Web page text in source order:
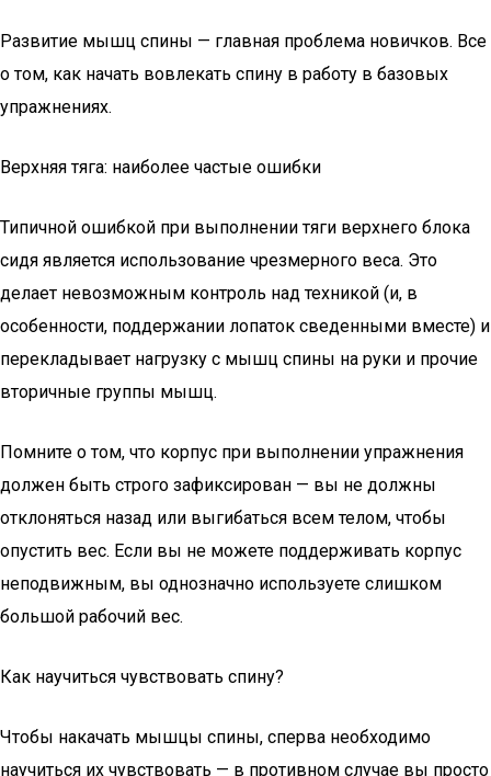
Развитие мышц спины — главная проблема новичков. Все
о том, как начать вовлекать спину в работу в базовых
упражнениях.
Верхняя тяга: наиболее частые ошибки
Типичной ошибкой при выполнении тяги верхнего блока
сидя является использование чрезмерного веса. Это
делает невозможным контроль над техникой (и, в
особенности, поддержании лопаток сведенными вместе) и
перекладывает нагрузку с мышц спины на руки и прочие
вторичные группы мышц.
Помните о том, что корпус при выполнении упражнения
должен быть строго зафиксирован — вы не должны
отклоняться назад или выгибаться всем телом, чтобы
опустить вес. Если вы не можете поддерживать корпус
неподвижным, вы однозначно используете слишком
большой рабочий вес.
Как научиться чувствовать спину?
Чтобы накачать мышцы спины, сперва необходимо
научиться их чувствовать — в противном случае вы просто